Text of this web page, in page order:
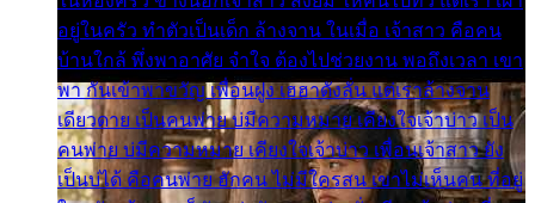
อยู่ในครัว ทำตัวเป็นเด็ก ล้างจาน ในเมื่อ เจ้าสาว คือคน
บ้านใกล้ พึ่งพาอาศัย จำใจ ต้องไปช่วยงาน พอถึงเวลา เขา
พา กันเข้าพาขวัญ เพื่อนฝูง เฮฮาดังลั่น แต่เราล้างจาน
เดียวดาย เป็นคนพ่าย บ่มีความหมาย เคียงใจเจ้าบ่าว เป็น
คนพ่าย บ่มีความหมาย เคียงใจเจ้าบ่าว เพื่อนเจ้าสาว ยัง
เป็นบ่ได้ คือคนพ่าย ฮักคน ไม่มีใครสน เขาไม่เห็นคน ที่อยู่